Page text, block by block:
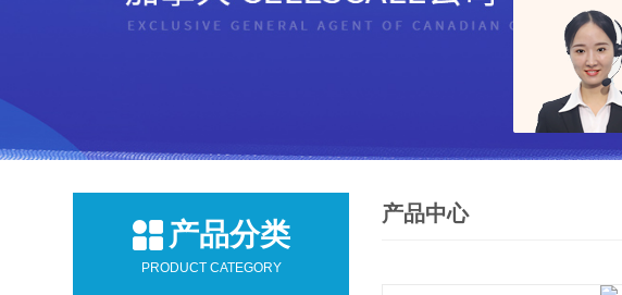
产品分类
PRODUCT CATEGORY
产品中心